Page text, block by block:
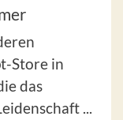
Store in
das
...